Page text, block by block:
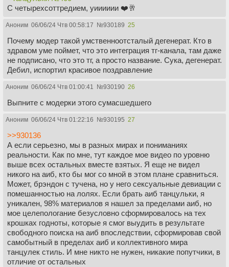
С четырехсоттредием, уииииии ❤️🥂
Аноним 06/06/24 Чтв 00:58:17 №930189 25
Почему модер такой умственноотсталый дегенерат. Кто в
здравом уме поймет, что это интеграция тг-канала, там даже
не подписано, что это тг, а просто название. Сука, дегенерат.
Дебил, испортил красивое поздравление
Аноним 06/06/24 Чтв 01:00:41 №930190 26
Выпните с модерки этого сумасшедшего
Аноним 06/06/24 Чтв 01:22:16 №930195 27
>>930136
А если серьезно, мы в разных мирах и пониманиях
реальности. Как по мне, тут каждое мое видео по уровню
выше всех остальных вместе взятых. Я еще не видел
никого на аиб, кто бы мог со мной в этом плане сравниться.
Может, брэндон с тучена, но у него сексуальные девиации с
помешанностью на лолях. Если брать аиб танцульки, я
уникален, 98% материалов я нашел за пределами аиб, но
мое целепологание безусловно сформировалось на тех
крошках годноты, которые я смог выудить в результате
свободного поиска на аиб впоследствии, сформировав свой
самобытный в пределах аиб и коллективного мира
танцулек стиль. И мне никто не нужен, никакие попутчики, в
отличие от остальных